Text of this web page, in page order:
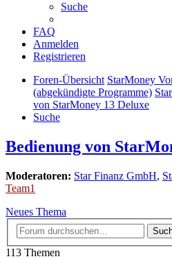
Suche
FAQ
Anmelden
Registrieren
Foren-Übersicht StarMoney
(abgekündigte Programme)
von StarMoney 13 Deluxe
Suche
Bedienung von
Moderatoren: Star Finanz GmbH,
Team1
Neues Thema
113 Themen